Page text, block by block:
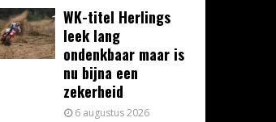
WK-titel Herlings
leek lang
ondenkbaar maar is
nu bijna een
zekerheid
6 augustus 2026